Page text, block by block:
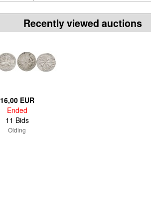
Recently viewed auctions
16,00 EUR
Ended
11 Bids
Olding